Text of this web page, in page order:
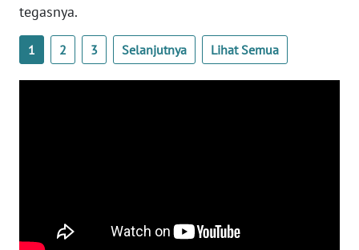
tegasnya.
1 2 3 Selanjutnya Lihat Semua
KEPRI
WN